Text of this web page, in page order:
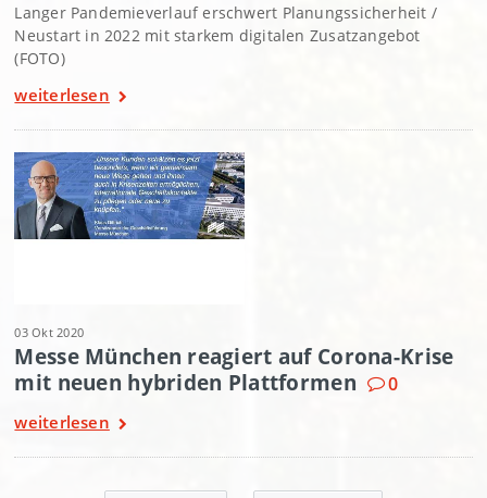
Langer Pandemieverlauf erschwert Planungssicherheit /
Neustart in 2022 mit starkem digitalen Zusatzangebot
(FOTO)
weiterlesen
03 Okt 2020
Messe München reagiert auf Corona-Krise
mit neuen hybriden Plattformen
0
weiterlesen